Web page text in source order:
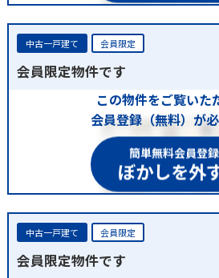
中古一戸建て 会員限定
会員限定物件です
この物件をご覧いた
会員登録（無料）が必
簡単無料会員登
ぼかしを外
中古一戸建て 会員限定
会員限定物件です